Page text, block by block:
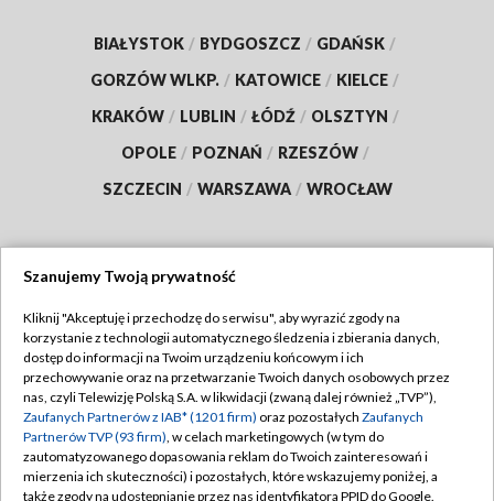
BIAŁYSTOK / BYDGOSZCZ / GDAŃSK /
GORZÓW WLKP. / KATOWICE / KIELCE /
KRAKÓW / LUBLIN / ŁÓDŹ / OLSZTYN /
OPOLE / POZNAŃ / RZESZÓW /
SZCZECIN / WARSZAWA / WROCŁAW
TVP
Abonament TVP
Emisja w TVP
Centrum informacji TVP
Naziemna Telewizja Cyfrowa
Regulamin TVP
Polityka prywatności
Moje zgody
Pomoc
Szanujemy Twoją prywatność
Kliknij "Akceptuję i przechodzę do serwisu", aby wyrazić zgody na
korzystanie z technologii automatycznego śledzenia i zbierania danych,
dostęp do informacji na Twoim urządzeniu końcowym i ich
przechowywanie oraz na przetwarzanie Twoich danych osobowych przez
nas, czyli Telewizję Polską S.A. w likwidacji (zwaną dalej również „TVP”),
Zaufanych Partnerów z IAB* (1201 firm) oraz pozostałych Zaufanych
Partnerów TVP (93 firm), w celach marketingowych (w tym do
zautomatyzowanego dopasowania reklam do Twoich zainteresowań i
mierzenia ich skuteczności) i pozostałych, które wskazujemy poniżej, a
także zgody na udostępnianie przez nas identyfikatora PPID do Google.